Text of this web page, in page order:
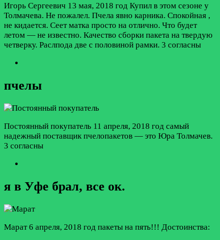
Игорь Сергеевич 13 мая, 2018 год Купил в этом сезоне у
Толмачева. Не пожалел. Пчела явно карника. Спокойная ,
не кидается. Сеет матка просто на отлично. Что будет
летом — не известно. Качество сборки пакета на твердую
четверку. Раслпода две с половиной рамки. 3 согласны
пчелы
Постоянный покупатель 11 апреля, 2018 год самый
надежный поставщик пчелопакетов — это Юра Толмачев.
3 согласны
я в Уфе брал, все ок.
Марат 6 апреля, 2018 год пакеты на пять!!! Достоинства: